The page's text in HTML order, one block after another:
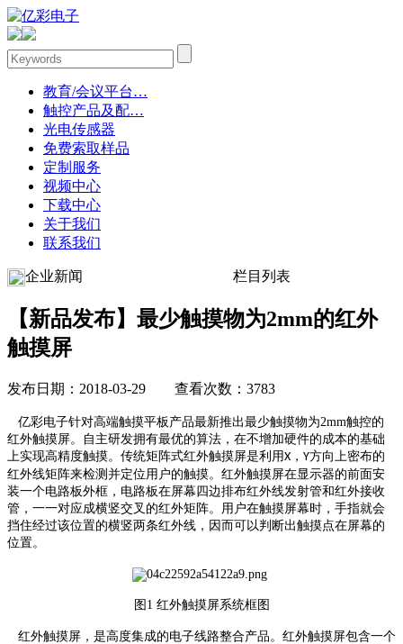
教育/会议平台…
触控产品及配…
光电传感器
免费索取样品
定制服务
视频中心
下载中心
关于我们
联系我们
企业新闻 栏目列表
【新品发布】最少触摸物为2mm的红外
触摸屏
发布日期：2018-03-29 查看次数：3783
亿彩电子针对高端触摸平板产品最新推出最少触摸物为2mm触控的
红外触摸屏。自主研发拥有最优的算法，在不增加硬件的成本的基础
上实现高精度触摸。传统矩阵式红外触摸屏是利用X ， Y方向上密布的
红外线矩阵来检测并定位用户的触摸。红外触摸屏在显示器的前面安
装一个电路板外框，电路板在屏幕四边排布红外线发射管和红外接收
管，一一对应成横竖交叉的红外矩阵。用户在触摸屏幕时，手指就会
挡住经过该位置的横竖两条红外线，因而可以判断出触摸点在屏幕的
位置。
图1 红外触摸屏系统框图
红外触摸屏，是高度集成的电子线路整合产品。红外触摸屏包含一个